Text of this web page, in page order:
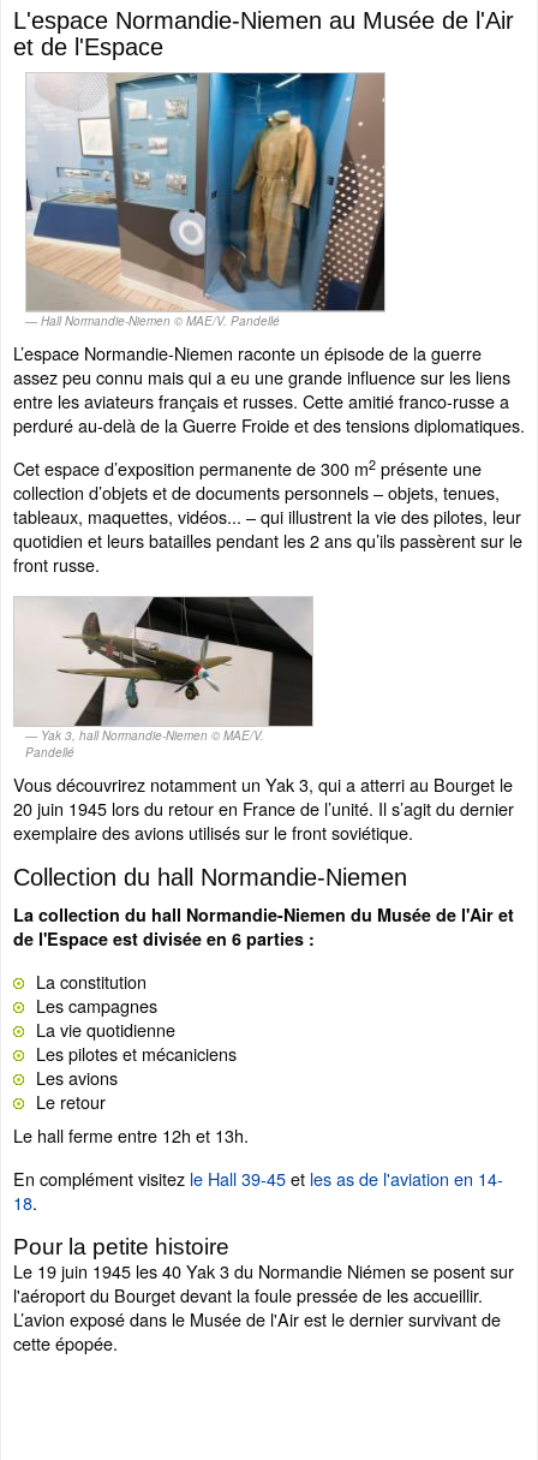
L'espace Normandie-Niemen au Musée de l'Air
et de l'Espace
Hall Normandie-Niemen © MAE/V. Pandellé
L’espace Normandie-Niemen raconte un épisode de la guerre
assez peu connu mais qui a eu une grande influence sur les liens
entre les aviateurs français et russes. Cette amitié franco-russe a
perduré au-delà de la Guerre Froide et des tensions diplomatiques.
Cet espace d’exposition permanente de 300 m2 présente une
collection d’objets et de documents personnels – objets, tenues,
tableaux, maquettes, vidéos... – qui illustrent la vie des pilotes, leur
quotidien et leurs batailles pendant les 2 ans qu’ils passèrent sur le
front russe.
Yak 3, hall Normandie-Niemen © MAE/V.
Pandellé
Vous découvrirez notamment un Yak 3, qui a atterri au Bourget le
20 juin 1945 lors du retour en France de l’unité. Il s’agit du dernier
exemplaire des avions utilisés sur le front soviétique.
Collection du hall Normandie-Niemen
La collection du hall Normandie-Niemen du Musée de l'Air et
de l'Espace est divisée en 6 parties :
La constitution
Les campagnes
La vie quotidienne
Les pilotes et mécaniciens
Les avions
Le retour
Le hall ferme entre 12h et 13h.
En complément visitez le Hall 39-45et les as de l'aviation en 14-
18.
Pour la petite histoire
Le 19 juin 1945 les 40 Yak 3 du Normandie Niémen se posent sur
l'aéroport du Bourget devant la foule pressée de les accueillir.
L’avion exposé dans le Musée de l'Air est le dernier survivant de
cette épopée.